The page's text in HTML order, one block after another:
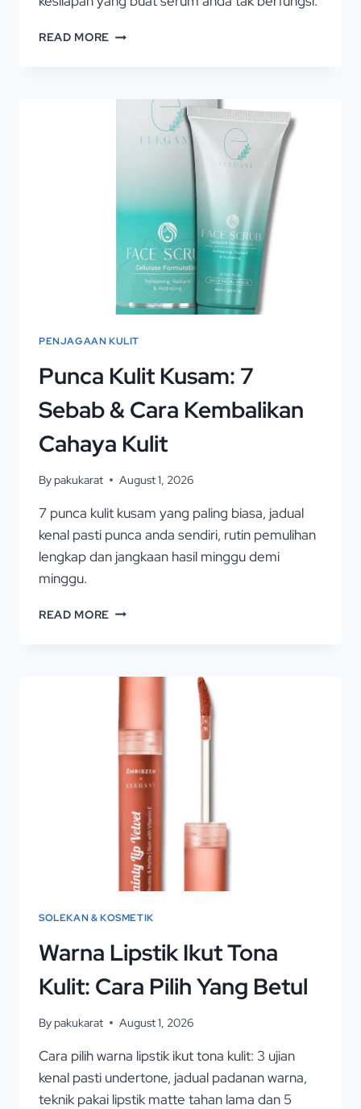
READ MORE
PENJAGAAN KULIT
Punca Kulit Kusam: 7
Sebab & Cara Kembalikan
Cahaya Kulit
Bypakukarat August 1, 2026
7 punca kulit kusam yang paling biasa, jadual
kenal pasti punca anda sendiri, rutin pemulihan
lengkap dan jangkaan hasil minggu demi
minggu.
READ MORE
SOLEKAN & KOSMETIK
Warna Lipstik Ikut Tona
Kulit: Cara Pilih Yang Betul
Bypakukarat August 1, 2026
Cara pilih warna lipstik ikut tona kulit: 3 ujian
kenal pasti undertone, jadual padanan warna,
teknik pakai lipstik matte tahan lama dan 5